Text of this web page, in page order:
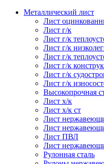
Металлический лист
Лист
Лист г/к
Лист г/к
Лист г/к
Лист г/к
Лист г/к
Лист г/к
Лист г/к
Высокопрочная
Лист х/к
Лист х/к ст
Лист
Лист
Лист ПВЛ
Лист
Рулонная сталь